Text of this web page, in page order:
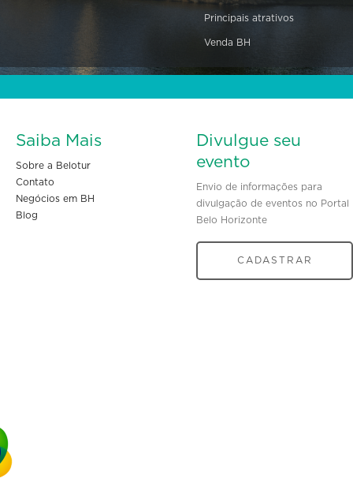
Principais atrativos
Venda BH
Saiba Mais
Sobre a Belotur
Contato
Negócios em BH
Blog
Divulgue seu
evento
Envio de informações para
divulgação de eventos no Portal
Belo Horizonte
CADASTRAR